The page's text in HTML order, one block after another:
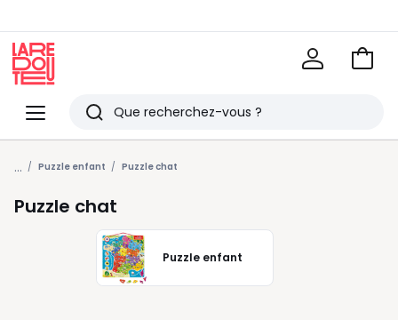
Menu
Redoute
Rechercher
Derniers
articles
vus
Voir
... Puzzle enfant Puzzle chat
Puzzle chat
Puzzle enfant